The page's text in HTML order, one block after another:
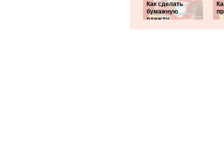
Как сделать
бумажную
одежду